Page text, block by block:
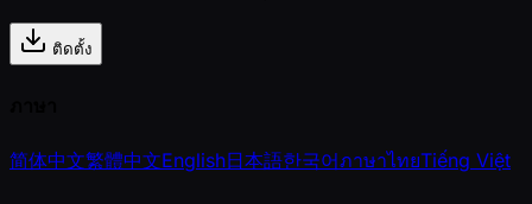
ติดตั้ง
简体中文繁體中文English日本語한국어ภาษาไทยTiếng Việt